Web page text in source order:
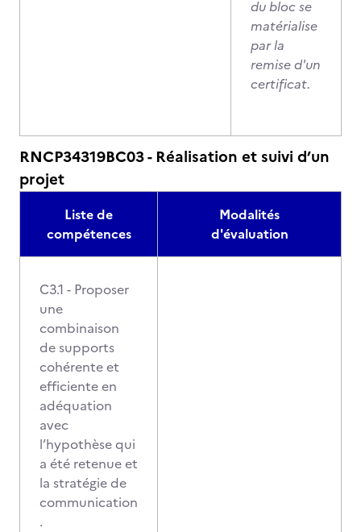
du bloc se
matérialise
par la
remise d'un
certificat.
RNCP34319BC03 - Réalisation et suivi d’un
projet
Liste de
compétences
Modalités
d'évaluation
C3.1 - Proposer
une
combinaison
de supports
cohérente et
efficiente en
adéquation
avec
l’hypothèse qui
a été retenue et
la stratégie de
communication
.